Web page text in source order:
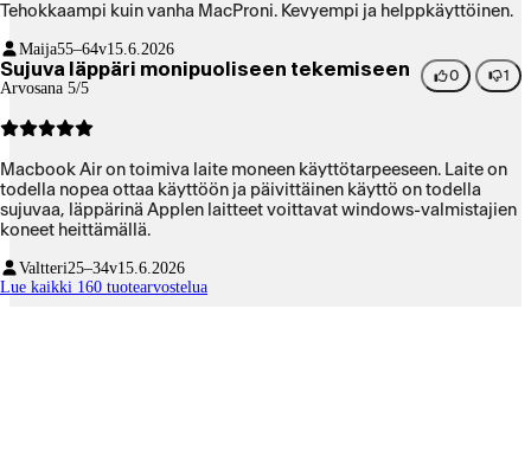
Tehokkaampi kuin vanha MacProni. Kevyempi ja helppkäyttöinen.
Maija55–64v15.6.2026
Sujuva läppäri monipuoliseen tekemiseen
Arvosana 5/5
0 1
Macbook Air on toimiva laite moneen käyttötarpeeseen. Laite on
todella nopea ottaa käyttöön ja päivittäinen käyttö on todella
sujuvaa, läppärinä Applen laitteet voittavat windows-valmistajien
koneet heittämällä.
Valtteri25–34v15.6.2026
Lue kaikki 160 tuotearvostelua